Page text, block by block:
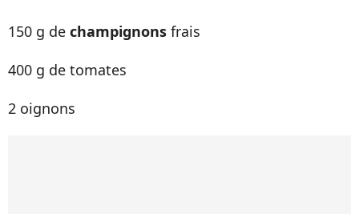
150 g de champignons frais
400 g de tomates
2 oignons